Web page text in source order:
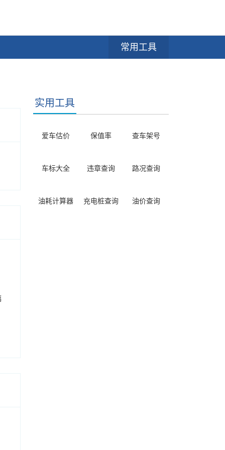
常用工具
实用工具
爱车估价 保值率 查车架号
车标大全 违章查询 路况查询
油耗计算器 充电桩查询 油价查询